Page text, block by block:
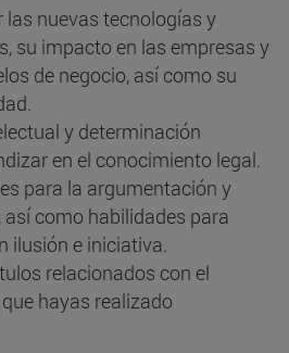
las nuevas tecnologías y
su impacto en las empresas y
de negocio, así como su
y determinación
en el conocimiento legal.
para la argumentación y
como habilidades para
ilusión e iniciativa.
relacionados con el
hayas realizado